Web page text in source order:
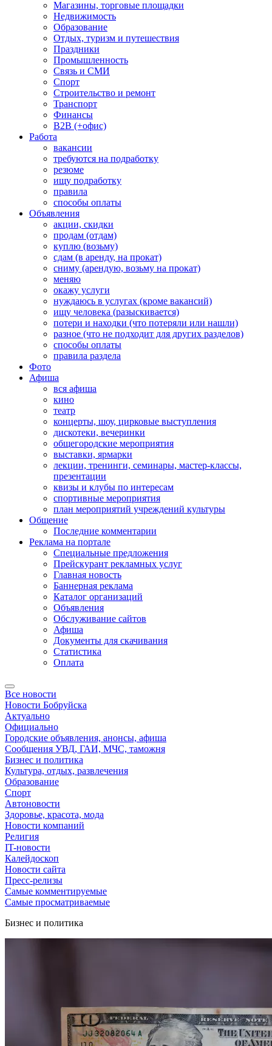
Магазины, торговые площадки
Недвижимость
Образование
Отдых, туризм и путешествия
Праздники
Промышленность
Связь и СМИ
Спорт
Строительство и ремонт
Транспорт
Финансы
B2B (+офис)
Работа
вакансии
требуются на подработку
резюме
ищу подработку
правила
способы оплаты
Объявления
акции, скидки
продам (отдам)
куплю (возьму)
сдам (в аренду, на прокат)
сниму (арендую, возьму на прокат)
меняю
окажу услуги
нуждаюсь в услугах (кроме вакансий)
ищу человека (разыскивается)
потери и находки (что потеряли или нашли)
разное (что не подходит для других разделов)
способы оплаты
правила раздела
Фото
Афиша
вся афиша
кино
театр
концерты, шоу, цирковые выступления
дискотеки, вечеринки
общегородские мероприятия
выставки, ярмарки
лекции, тренинги, семинары, мастер-классы,
презентации
квизы и клубы по интересам
спортивные мероприятия
план мероприятий учреждений культуры
Общение
Последние комментарии
Реклама на портале
Специальные предложения
Прейскурант рекламных услуг
Главная новость
Баннерная реклама
Каталог организаций
Объявления
Обслуживание сайтов
Афиша
Документы для скачивания
Статистика
Оплата
Все новости
Новости Бобруйска
Актуально
Официально
Городские объявления, анонсы, афиша
Сообщения УВД, ГАИ, МЧС, таможня
Бизнес и политика
Культура, отдых, развлечения
Образование
Спорт
Автоновости
Здоровье, красота, мода
Новости компаний
Религия
IT-новости
Калейдоскоп
Новости сайта
Пресс-релизы
Самые комментируемые
Самые просматриваемые
Бизнес и политика